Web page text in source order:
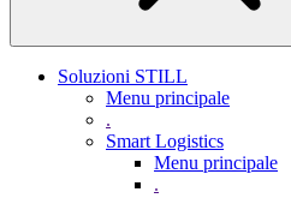
Soluzioni STILL
Menu principale
.
Smart Logistics
Menu principale
.